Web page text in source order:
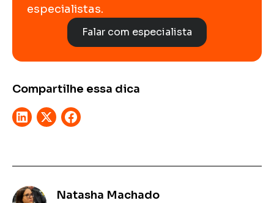
especialistas.
Falar com especialista
Compartilhe essa dica
Natasha Machado